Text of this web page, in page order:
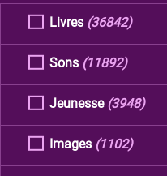
Livres (36842)
Sons (11892)
Jeunesse (3948)
Images (1102)